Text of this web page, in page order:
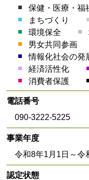
保健・医療・福
まちづくり
環境保全
男女共同参画
情報化社会の発
経済活性化
消費者保護
電話番号
090-3222-5225
事業年度
令和8年1月1日～令
認定状態